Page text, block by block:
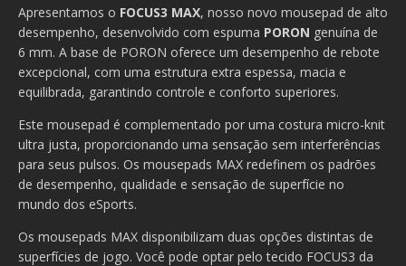
Apresentamos o FOCUS3 MAX, nosso novo mousepad de alto
desempenho, desenvolvido com espuma PORON genuína de
6 mm. A base de PORON oferece um desempenho de rebote
excepcional, com uma estrutura extra espessa, macia e
equilibrada, garantindo controle e conforto superiores.
Este mousepad é complementado por uma costura micro-knit
ultra justa, proporcionando uma sensação sem interferências
para seus pulsos. Os mousepads MAX redefinem os padrões
de desempenho, qualidade e sensação de superfície no
mundo dos eSports.
Os mousepads MAX disponibilizam duas opções distintas de
superfícies de jogo. Você pode optar pelo tecido FOCUS3 da